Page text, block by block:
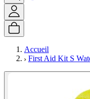
Accueil
First Aid Kit S